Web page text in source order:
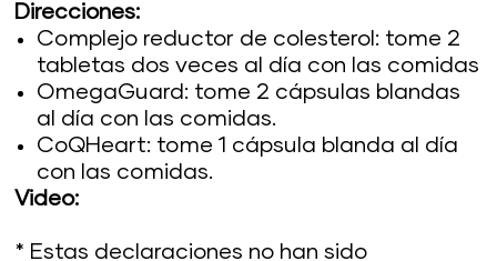
Direcciones:
Complejo reductor de colesterol: tome 2
tabletas dos veces al día con las comidas
OmegaGuard: tome 2 cápsulas blandas
al día con las comidas.
CoQHeart: tome 1 cápsula blanda al día
con las comidas.
Video:
* Estas declaraciones no han sido